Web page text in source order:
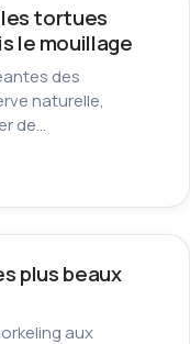
les tortues
le mouillage
des
naturelle,
de…
plus beaux
aux